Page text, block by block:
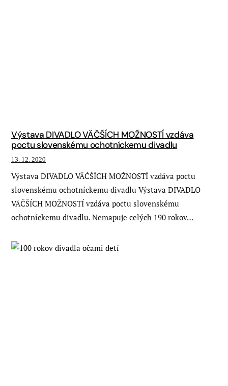
Výstava DIVADLO VÄČŠÍCH MOŽNOSTÍ vzdáva
poctu slovenskému ochotníckemu divadlu
13. 12. 2020
Výstava DIVADLO VÄČŠÍCH MOŽNOSTÍ vzdáva poctu
slovenskému ochotníckemu divadlu Výstava DIVADLO
VÄČŠÍCH MOŽNOSTÍ vzdáva poctu slovenskému
ochotníckemu divadlu. Nemapuje celých 190 rokov…